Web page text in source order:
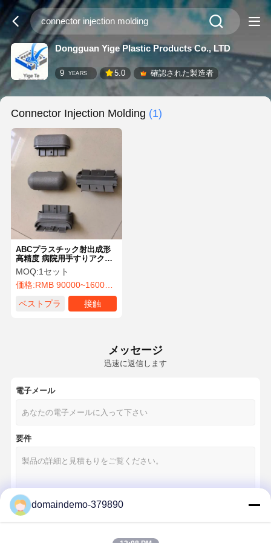
Dongguan Yige Plastic Products Co., LTD
9 YEARS 5.0 確認された製造者
Connector Injection Molding (1)
ABCプラスチック射出成形
高精度 病院用手すりアクセ
サリー
MOQ:1セット
価格:RMB 90000~160000/Piece
ベストプラ
接触
メッセージ
迅速に返信します
電子メール
要件
domaindemo-379890